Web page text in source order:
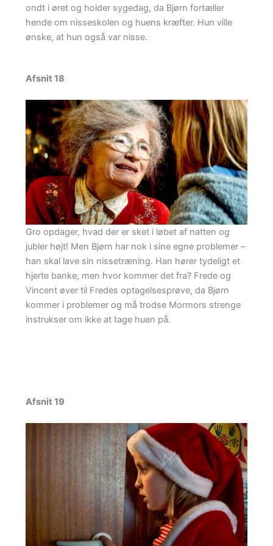
ondt i øret og holder sygedag, da Bjørn fortæller
hende om nisseskolen og huens kræfter. Hun ville
ønske, at hun også var nisse.
Afsnit 18
Gro opdager, hvad der er sket i løbet af natten og
jubler højt! Men Bjørn har nok i sine egne problemer –
han skal lave sin nissetræning. Han hører tydeligt et
hjerte banke, men hvor kommer det fra? Frede og
Vincent øver til Fredes optagelsesprøve, da Bjørn
kommer i problemer og må trodse Mormors strenge
instrukser om ikke at tage huen på.
Afsnit 19